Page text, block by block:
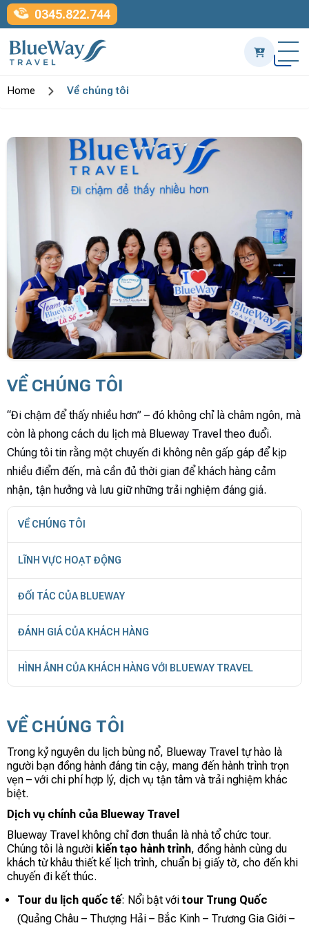
0345.822.744
Home Về chúng tôi
VỀ CHÚNG TÔI
“Đi chậm để thấy nhiều hơn” – đó không chỉ là châm ngôn, mà
còn là phong cách du lịch mà Blueway Travel theo đuổi.
Chúng tôi tin rằng một chuyến đi không nên gấp gáp để kịp
nhiều điểm đến, mà cần đủ thời gian để khách hàng cảm
nhận, tận hưởng và lưu giữ những trải nghiệm đáng giá.
VỀ CHÚNG TÔI
LĨNH VỰC HOẠT ĐỘNG
ĐỐI TÁC CỦA BLUEWAY
ĐÁNH GIÁ CỦA KHÁCH HÀNG
HÌNH ẢNH CỦA KHÁCH HÀNG VỚI BLUEWAY TRAVEL
VỀ CHÚNG TÔI
Trong kỷ nguyên du lịch bùng nổ, Blueway Travel tự hào là
người bạn đồng hành đáng tin cậy, mang đến hành trình trọn
vẹn – với chi phí hợp lý, dịch vụ tận tâm và trải nghiệm khác
biệt.
Dịch vụ chính của Blueway Travel
Blueway Travel không chỉ đơn thuần là nhà tổ chức tour.
Chúng tôi là người kiến tạo hành trình, đồng hành cùng du
khách từ khâu thiết kế lịch trình, chuẩn bị giấy tờ, cho đến khi
chuyến đi kết thúc.
Tour du lịch quốc tế: Nổi bật vớitour Trung Quốc
(Quảng Châu – Thượng Hải – Bắc Kinh – Trương Gia Giới –